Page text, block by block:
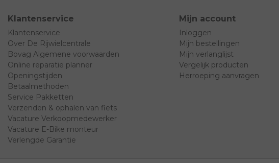
Klantenservice
Klantenservice
Over De Rijwielcentrale
Bovag Algemene voorwaarden
Online reparatie planner
Openingstijden
Betaalmethoden
Service Pakketten
Verzenden & ophalen van fiets
Vacature Verkoopmedewerker
Vacature E-Bike monteur
Verlengde Garantie
Mijn account
Inloggen
Mijn bestellingen
Mijn verlanglijst
Vergelijk producten
Herroeping aanvragen